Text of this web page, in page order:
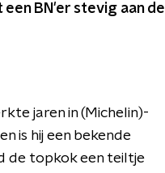
BN'er stevig aan de
jaren in (Michelin)-
is hij een bekende
de topkok een teiltje